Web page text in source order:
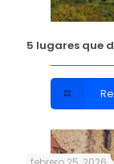
5 lugares que